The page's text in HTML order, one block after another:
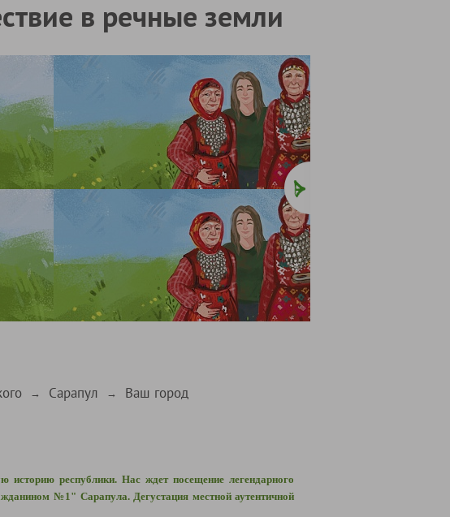
в речные земли
→ Сарапул → Ваш город
историю республики. Нас ждет посещение легендарного
№1" Сарапула. Дегустация местной аутентичной